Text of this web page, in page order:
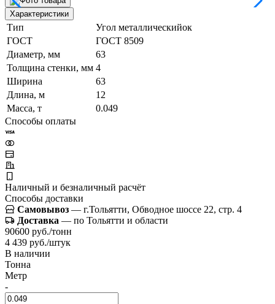
Характеристики
Тип
Угол металлическийок
ГОСТ
ГОСТ 8509
Диаметр, мм
63
Толщина стенки, мм 4
Ширина
63
Длина, м
12
Масса, т
0.049
Способы оплаты
Наличный и безналичный расчёт
Способы доставки
Самовывоз — г.Тольятти, Обводное шоссе 22, стр. 4
Доставка — по Тольятти и области
90600 руб./тонн
4 439 руб./штук
В наличии
Тонна
Метр
-